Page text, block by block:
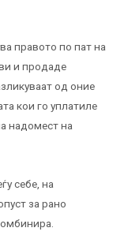
правото по пат на
и продаде
од оние
кои го уплатиле
надомест на
себе, на
за рано